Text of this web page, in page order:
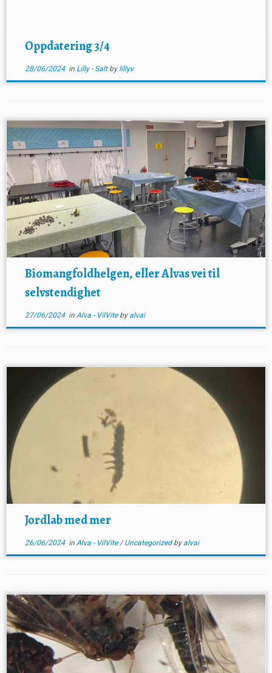
Oppdatering 3/4
28/06/2024in Lilly - Salt by lillyv
Biomangfoldhelgen, eller Alvas vei til
selvstendighet
27/06/2024in Alva - VilVite by alvai
Jordlab med mer
26/06/2024in Alva - VilVite/Uncategorized by alvai